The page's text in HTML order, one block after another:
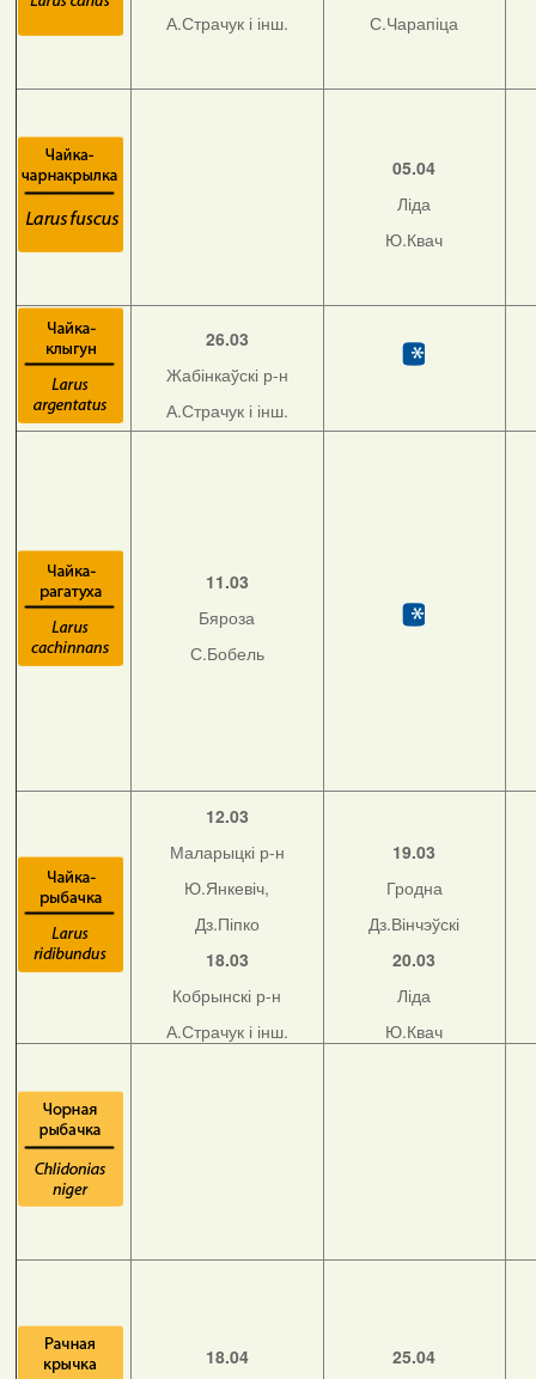
А.Страчук і інш.
С.Чарапіца
05.04
Ліда
Ю.Квач
26.03
Жабінкаўскі р-н
А.Страчук і інш.
11.03
Бяроза
С.Бобель
12.03
Маларыцкі р-н
Ю.Янкевіч,
Дз.Піпко
18.03
Кобрынскі р-н
А.Страчук і інш.
19.03
Гродна
Дз.Вінчэўскі
20.03
Ліда
Ю.Квач
18.04
25.04